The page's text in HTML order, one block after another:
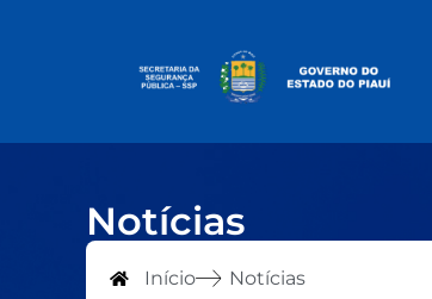
Notícias
Início Notícias